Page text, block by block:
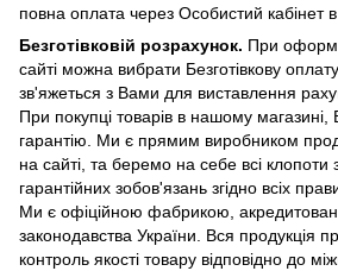
повна оплата через Особистий кабінет
Безготівковій розрахунок. При
сайті можна вибрати Безготівкову
зв'яжеться з Вами для виставлення
При покупці товарів в нашому магазині,
гарантію. Ми є прямим виробником
на сайті, та беремо на себе всі
гарантійних зобов'язань згідно всіх
Ми є офіційною фабрикою,
законодавства України. Вся продукція
контроль якості товару відповідно до